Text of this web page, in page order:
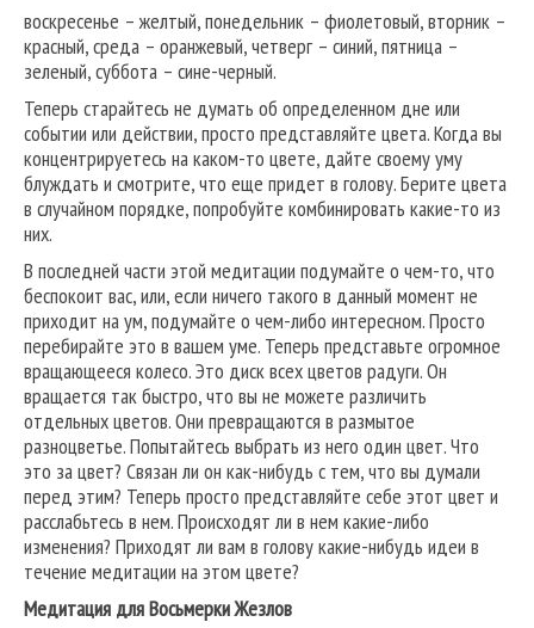
воскресенье – желтый, понедельник – фиолетовый, вторник –
красный, среда – оранжевый, четверг – синий, пятница –
зеленый, суббота – сине-черный.
Теперь старайтесь не думать об определенном дне или
событии или действии, просто представляйте цвета. Когда вы
концентрируетесь на каком-то цвете, дайте своему уму
блуждать и смотрите, что еще придет в голову. Берите цвета
в случайном порядке, попробуйте комбинировать какие-то из
них.
В последней части этой медитации подумайте о чем-то, что
беспокоит вас, или, если ничего такого в данный момент не
приходит на ум, подумайте о чем-либо интересном. Просто
перебирайте это в вашем уме. Теперь представьте огромное
вращающееся колесо. Это диск всех цветов радуги. Он
вращается так быстро, что вы не можете различить
отдельных цветов. Они превращаются в размытое
разноцветье. Попытайтесь выбрать из него один цвет. Что
это за цвет? Связан ли он как-нибудь с тем, что вы думали
перед этим? Теперь просто представляйте себе этот цвет и
расслабьтесь в нем. Происходят ли в нем какие-либо
изменения? Приходят ли вам в голову какие-нибудь идеи в
течение медитации на этом цвете?
Медитация для Восьмерки Жезлов